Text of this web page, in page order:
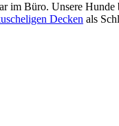
im Büro. Unsere
Decken als